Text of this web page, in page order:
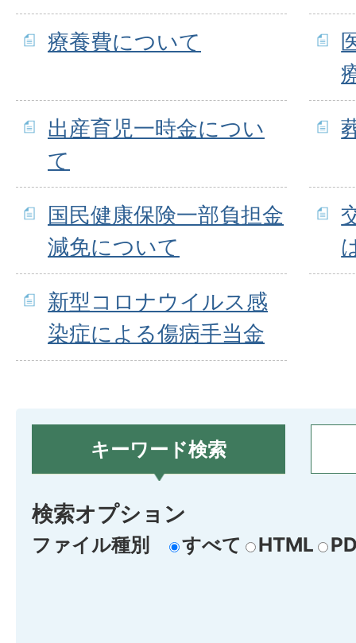
療養費について
出産育児一時金につい
て
国民健康保険一部負担金
減免について
新型コロナウイルス感
染症による傷病手当金
キーワード検索
検索オプション
ファイル種別 すべて HTML